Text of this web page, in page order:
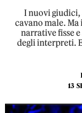
I nuovi giudici,
cavano male.
narrative fisse e
degli interpreti.
13